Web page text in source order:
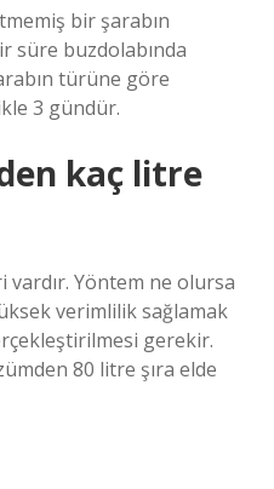
bir şarabın
süre buzdolabında
türüne göre
3 gündür.
kaç litre
vardır. Yöntem ne olursa
verimlilik sağlamak
gerekir.
80 litre şıra elde